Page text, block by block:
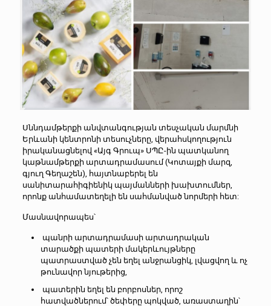
Սննդամթերքի անվտանգության տեսչական մարմնի
Երևանի կենտրոնի տեսուչները, վերահսկողություն
իրականացնելով «Այգ Գրուպ» ՍՊԸ-ին պատկանող
կաթնամթերքի արտադրամասում (Կոտայքի մարզ,
գյուղ Գեղաշեն), հայտնաբերել են
սանիտարահիգիենիկ պայմանների խախտումներ,
որոնք անհամատեղելի են սահմանված նորմերի հետ:
Մասնավորապես՝
պանրի արտադրամասի արտադրական
տարածքի պատերի մակերևույթները
պատրաստված չեն եղել անջրանցիկ, լվացվող և ոչ
թունավոր նյութերից,
պատերին եղել են բորբոսներ, որոշ
հատվածներում՝ ծեփերը պոկված, առաստաղին՝